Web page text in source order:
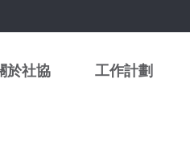
於社協 工作計劃